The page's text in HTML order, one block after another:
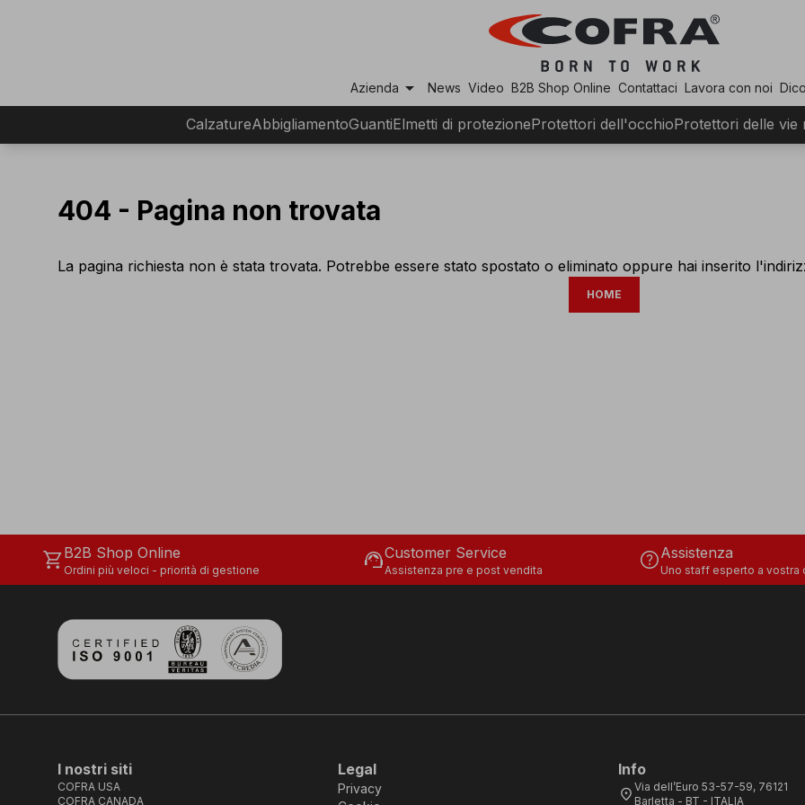
Azienda arrow_drop_down News Video B2B Shop Online Contattaci Lavora con noi
CalzatureAbbigliamentoGuantiElmetti di protezioneProtettori dell'occhioProtettori delle vie
404 - Pagina non trovata
La pagina richiesta non è stata trovata. Potrebbe essere stato spostato o eliminato oppure hai inserito
HOME
shopping_cartB2B Shop Online
Ordini più veloci - priorità di gestione support_agentCustomer Service
Assistenza pre e post vendita helpAssistenza
Uno staff esperto a vostra
I nostri siti
COFRA USA
COFRA CANADA
Legal
Privacy
Info
location_on Via dell’Euro 53-57-59, 76121
Barletta - BT - ITALIA